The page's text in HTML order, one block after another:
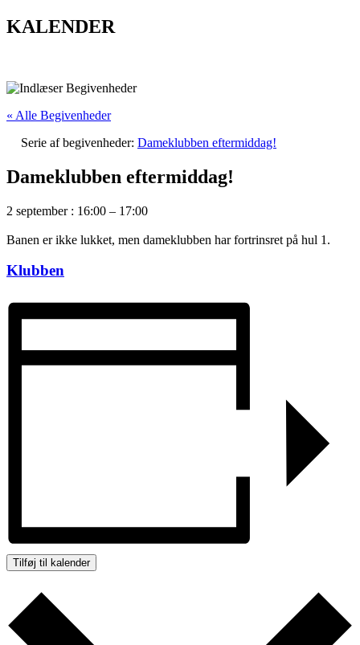
KALENDER
« Alle Begivenheder
Serie af begivenheder: Dameklubben eftermiddag!
Dameklubben eftermiddag!
2 september : 16:00 – 17:00
Banen er ikke lukket, men dameklubben har fortrinsret på hul 1.
Klubben
Tilføj til kalender